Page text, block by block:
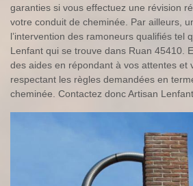
garanties si vous effectuez une révision
votre conduit de cheminée. Par ailleurs,
l’intervention des ramoneurs qualifiés tel
Lenfant qui se trouve dans Ruan 45410.
des aides en répondant à vos attentes et
respectant les règles demandées en
cheminée. Contactez donc Artisan